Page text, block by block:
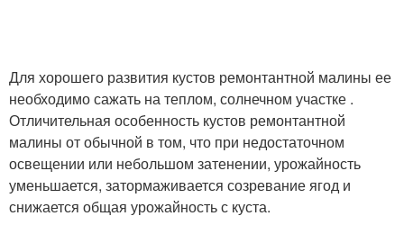
Для хорошего развития кустов ремонтантной малины ее
необходимо сажать на теплом, солнечном участке .
Отличительная особенность кустов ремонтантной
малины от обычной в том, что при недостаточном
освещении или небольшом затенении, урожайность
уменьшается, затормаживается созревание ягод и
снижается общая урожайность с куста.